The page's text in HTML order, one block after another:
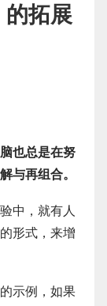
拓展
也总是在努
与再组合。
中，就有人
形式，来增
示例，如果